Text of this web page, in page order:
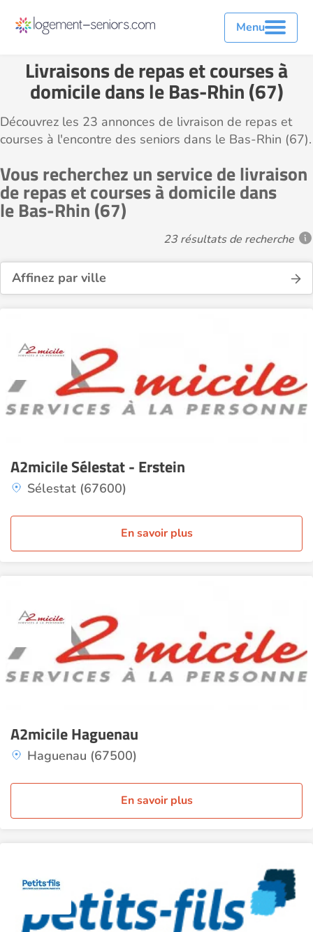
Menu
Livraisons de repas et courses à
domicile dans le Bas-Rhin (67)
Découvrez les 23 annonces de livraison de repas et
courses à l'encontre des seniors dans le Bas-Rhin (67).
Vous recherchez un service de livraison
de repas et courses à domicile dans
le Bas-Rhin (67)
23 résultats de recherche
Affinez par ville
A2micile Sélestat - Erstein
Sélestat (67600)
En savoir plus
A2micile Haguenau
Haguenau (67500)
En savoir plus